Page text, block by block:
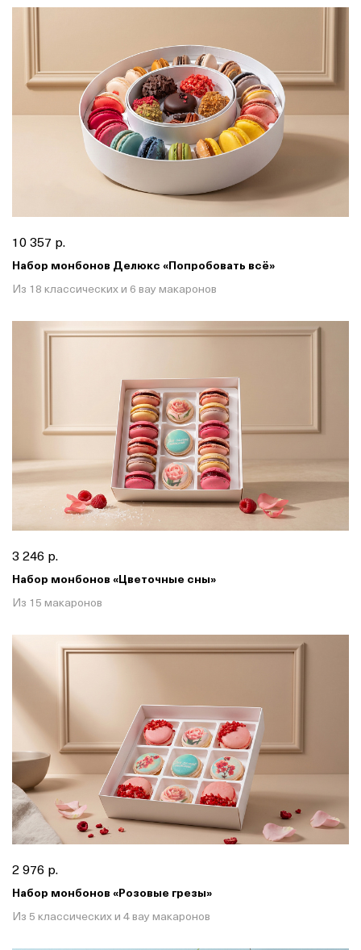
10 357 р.
Набор монбонов Делюкс «Попробовать всё»
Из 18 классических и 6 вау макаронов
3 246 р.
Набор монбонов «Цветочные сны»
Из 15 макаронов
2 976 р.
Набор монбонов «Розовые грезы»
Из 5 классических и 4 вау макаронов